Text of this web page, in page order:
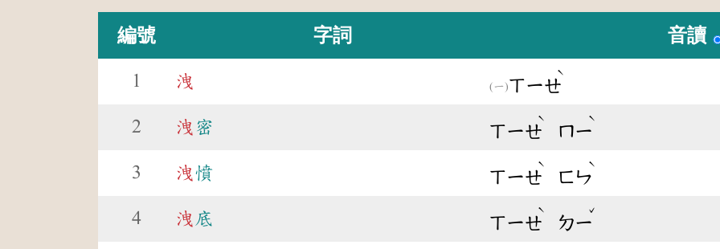
編號 字詞 音讀
1 洩 ㄒㄧㄝ
ˋ
2 洩 密 ㄒㄧㄝ
ˋ
ㄇㄧ
ˋ
3 洩 憤 ㄒㄧㄝ
ˋ
ㄈㄣ
ˋ
4 洩 底 ㄒㄧㄝ
ˋ
ㄉㄧ
ˇ